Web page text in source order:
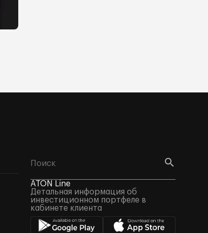
ATON Line
Детальная информация об
инвестиционном портфеле в
кабинете клиента